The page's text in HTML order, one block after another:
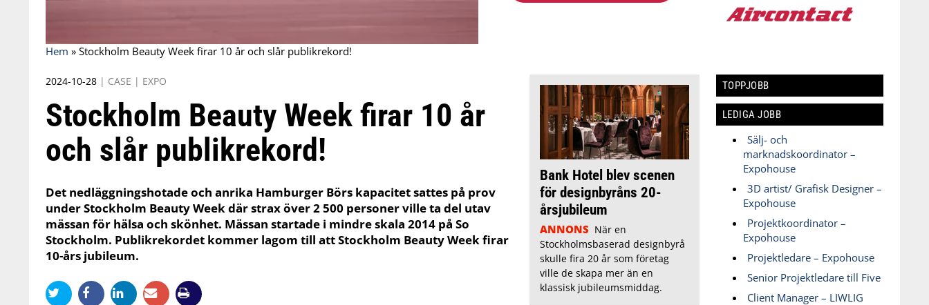
Hem » Stockholm Beauty Week firar 10 år och slår publikrekord!
2024-10-28 | CASE | EXPO
Stockholm Beauty Week firar 10 år
och slår publikrekord!
Det nedläggningshotade och anrika Hamburger Börs kapacitet sattes på prov
under Stockholm Beauty Week där strax över 2 500 personer ville ta del utav
mässan för hälsa och skönhet. Mässan startade i mindre skala 2014 på So
Stockholm. Publikrekordet kommer lagom till att Stockholm Beauty Week firar
10-års jubileum.
Bank Hotel blev scenen
för designbyråns 20-
årsjubileum
ANNONS När en
Stockholmsbaserad designbyrå
skulle fira 20 år som företag
ville de skapa mer än en
klassisk jubileumsmiddag.
TOPPJOBB
LEDIGA JOBB
Sälj- och
marknadskoordinator –
Expohouse
3D artist/ Grafisk Designer –
Expohouse
Projektkoordinator –
Expohouse
Projektledare – Expohouse
Senior Projektledare till Five
Client Manager – LIWLIG